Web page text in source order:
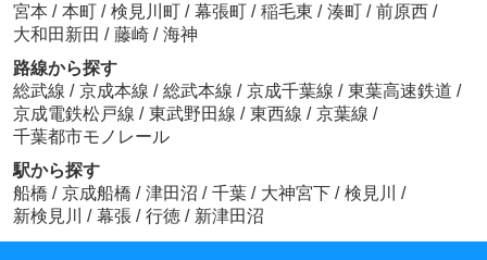
宮本 / 本町 / 検見川町 / 幕張町 / 稲毛東 / 湊町 / 前原西 /
大和田新田 / 藤崎 / 海神
路線から探す
総武線 / 京成本線 / 総武本線 / 京成千葉線 / 東葉高速鉄道 /
京成電鉄松戸線 / 東武野田線 / 東西線 / 京葉線 /
千葉都市モノレール
駅から探す
船橋 / 京成船橋 / 津田沼 / 千葉 / 大神宮下 / 検見川
/
新検見川
/ 幕張 / 行徳 / 新津田沼